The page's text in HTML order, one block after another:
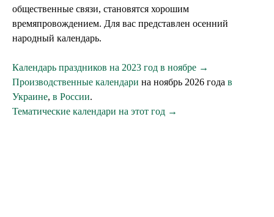
общественные связи, становятся хорошим
времяпровождением. Для вас представлен осенний
народный календарь.
Календарь праздников на 2023 год в ноябре →
Производственные календари на ноябрь 2026 года в
Украине, в России.
Тематические календари на этот год →